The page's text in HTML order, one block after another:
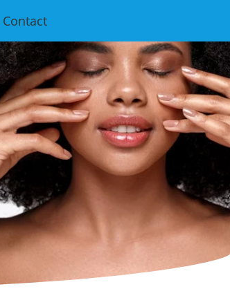
Contact